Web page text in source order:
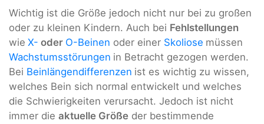
Wichtig ist die Größe jedoch nicht nur bei zu großen
oder zu kleinen Kindern. Auch bei Fehlstellungen
wie X- oder O-Beinen oder einer Skoliose müssen
Wachstumsstörungen in Betracht gezogen werden.
Bei Beinlängendifferenzen ist es wichtig zu wissen,
welches Bein sich normal entwickelt und welches
die Schwierigkeiten verursacht. Jedoch ist nicht
immer die aktuelle Größe der bestimmende